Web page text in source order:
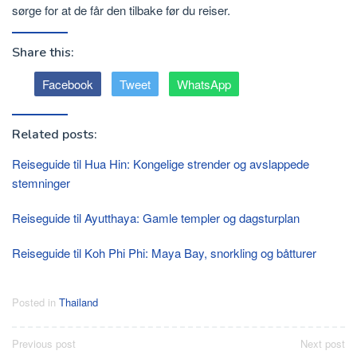
sørge for at de får den tilbake før du reiser.
Share this:
Facebook Tweet WhatsApp
Related posts:
Reiseguide til Hua Hin: Kongelige strender og avslappede
stemninger
Reiseguide til Ayutthaya: Gamle templer og dagsturplan
Reiseguide til Koh Phi Phi: Maya Bay, snorkling og båtturer
Posted in Thailand
Previous post
Next post